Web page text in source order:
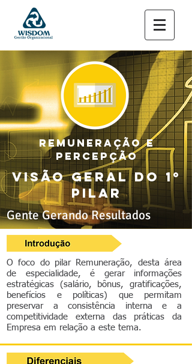
O foco do pilar Remuneração, desta área
de especialidade, é gerar informações
estratégicas (salário, bônus, gratificações,
benefícios e políticas) que permitam
preservar a consistência interna e a
competitividade externa das práticas da
Empresa em relação a este tema.
REMUNERAÇÃO E
PERCEPÇÃO
VISÃO GERAL DO 1º
PILAR
Gente Gerando Resultados